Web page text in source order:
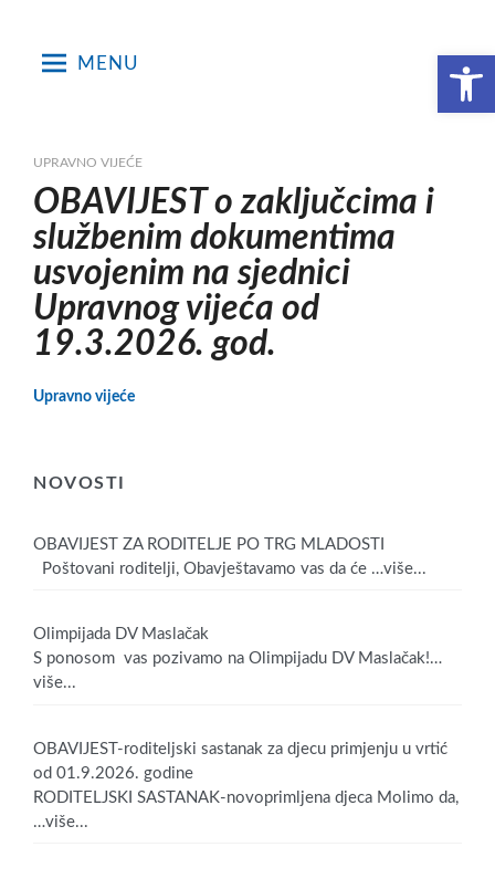
Open toolbar
MENU
UPRAVNO VIJEĆE
OBAVIJEST o zaključcima i
službenim dokumentima
usvojenim na sjednici
Upravnog vijeća od
19.3.2026. god.
Upravno vijeće
NOVOSTI
OBAVIJEST ZA RODITELJE PO TRG MLADOSTI
Poštovani roditelji, Obavještavamo vas da će …više...
Olimpijada DV Maslačak
S ponosom vas pozivamo na Olimpijadu DV Maslačak!…
više...
OBAVIJEST-roditeljski sastanak za djecu primjenju u vrtić
od 01.9.2026. godine
RODITELJSKI SASTANAK-novoprimljena djeca Molimo da,
…više...